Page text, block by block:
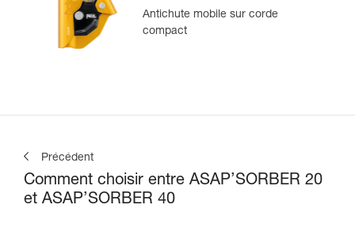
Antichute mobile sur corde
compact
Précédent
Comment choisir entre ASAP’SORBER 20
et ASAP’SORBER 40